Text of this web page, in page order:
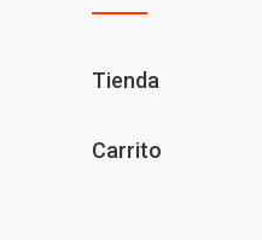
Tienda
Carrito